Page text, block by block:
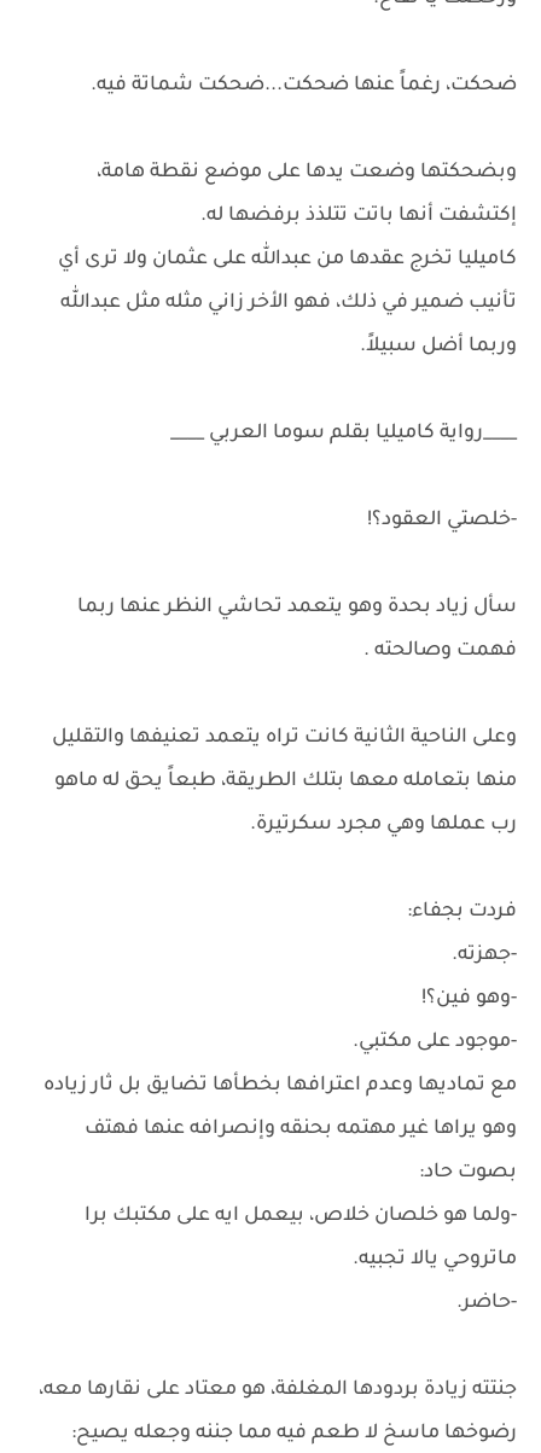
ضحكت، رغماً عنها ضحكت...ضحكت شماتة فيه.
وبضحكتها وضعت يدها على موضع نقطة هامة،
إكتشفت أنها باتت تتلذذ برفضها له.
كاميليا تخرج عقدها من عبدالله على عثمان ولا ترى أي
تأنيب ضمير في ذلك، فهو الأخر زاني مثله مثل عبدالله
وربما أضل سبيلاً.
____رواية كاميليا بقلم سوما العربي ____
-خلصتي العقود؟!
سأل زياد بحدة وهو يتعمد تحاشي النظر عنها ربما
فهمت وصالحته .
وعلى الناحية الثانية كانت تراه يتعمد تعنيفها والتقليل
منها بتعامله معها بتلك الطريقة، طبعاً يحق له ماهو
رب عملها وهي مجرد سكرتيرة.
فردت بجفاء:
-جهزته.
-وهو فين؟!
-موجود على مكتبي.
مع تماديها وعدم اعترافها بخطأها تضايق بل ثار زياده
وهو يراها غير مهتمه بحنقه وإنصرافه عنها فهتف
بصوت حاد:
-ولما هو خلصان خلاص، بيعمل ايه على مكتبك برا
ماتروحي يالا تجبيه.
-حاضر.
جنتته زيادة بردودها المغلفة، هو معتاد على نقارها معه،
رضوخها ماسخ لا طعم فيه مما جننه وجعله يصيح: